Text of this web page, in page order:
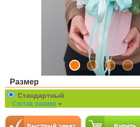
Размер
Стандартный
Состав, размер